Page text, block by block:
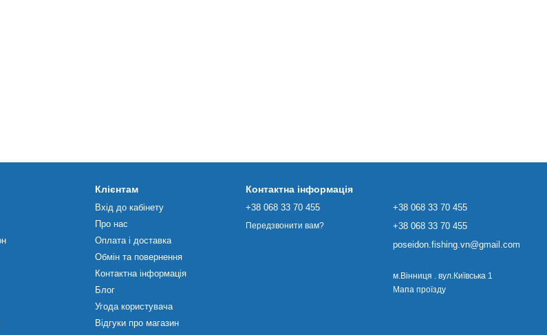
Клієнтам
Вхід до кабінету
Про нас
Оплата і доставка
Обмін та повернення
Контактна інформація
Блог
Угода користувача
Відгуки про магазин
Контактна інформація
+38 068 33 70 455
Передзвонити вам?
+38 068 33 70 455
+38 068 33 70 455
poseidon.fishing.vn@gmail.com
м.Вінниця . вул.Київська 1
Мапа проїзду